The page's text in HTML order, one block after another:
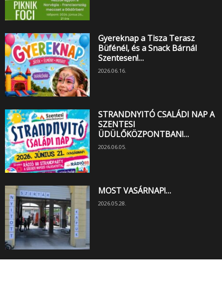
Gyereknap a Tisza Terasz
Büfénél, és a Snack Bárnál
Szentesen!…
2026.06.16.
STRANDNYITÓ CSALÁDI NAP A
SZENTESI
ÜDÜLŐKÖZPONTBAN!…
2026.06.05.
MOST VASÁRNAP!…
2026.05.28.